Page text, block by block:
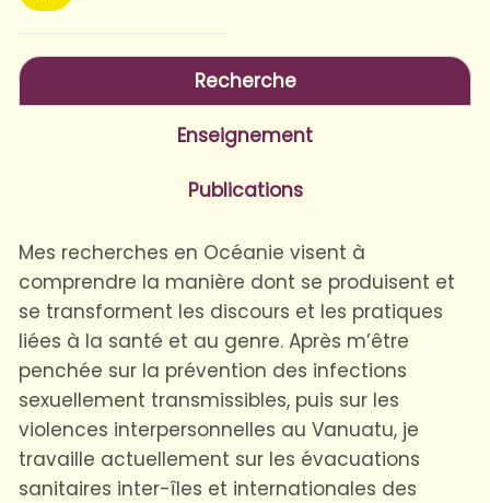
Recherche
Enseignement
Publications
Mes recherches en Océanie visent à
comprendre la manière dont se produisent et
se transforment les discours et les pratiques
liées à la santé et au genre. Après m’être
penchée sur la prévention des infections
sexuellement transmissibles, puis sur les
violences interpersonnelles au Vanuatu, je
travaille actuellement sur les évacuations
sanitaires inter-îles et internationales des